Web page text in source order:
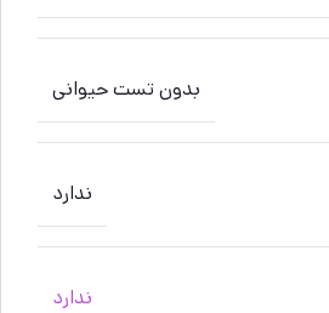
بدون تست حیوانی
ندارد
ندارد